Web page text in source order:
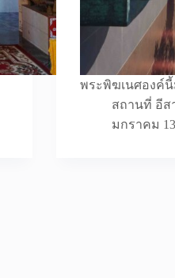
พระพิฆเนศองค์
สถานที่ อีส
มกราคม